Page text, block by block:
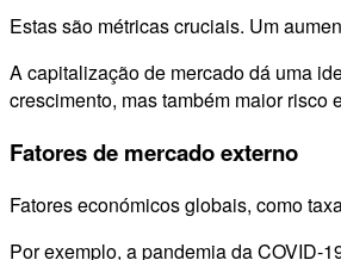
Estas são métricas cruciais. Um
A capitalização de mercado dá uma
crescimento, mas também maior risco
Fatores de mercado externo
Fatores económicos globais, como
Por exemplo, a pandemia da COVID-